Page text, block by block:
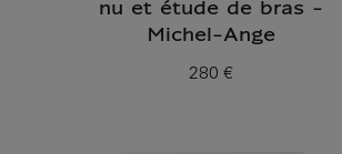
nu et étude de bras -
Michel-Ange
Prix ​​actuel
280 €